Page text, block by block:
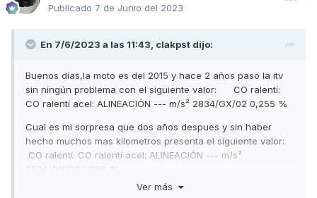
Publicado 7 de Junio del 2023
En 7/6/2023 a las 11:43, clakpst dijo:
Buenos días,la moto es del 2015 y hace 2 años paso la itv
sin ningún problema con el siguiente valor: CO ralentí:
CO ralentí acel: ALINEACIÓN --- m/s² 2834/GX/02 0,255 %
Cual es mi sorpresa que dos años despues y sin haber
hecho muchos mas kilometros presenta el siguiente valor:
CO ralentí: CO ralentí acel: ALINEACIÓN --- m/s²
2834/GX/02 1,025 %
Ver más